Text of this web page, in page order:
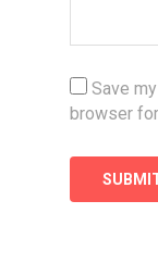
Save
browser